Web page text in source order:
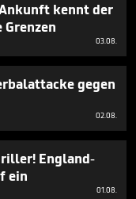
kennt der
Grenzen
03.08.
gegen
02.08.
England-
ein
01.08.